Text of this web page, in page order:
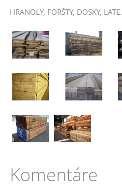
HRANOLY, FORŠTY, DOSKY, LATE.
Komentáre